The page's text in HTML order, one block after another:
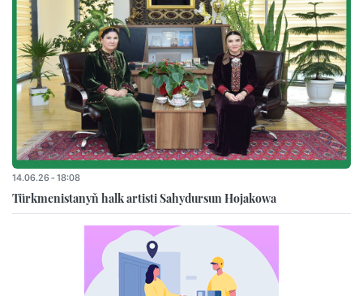
14.06.26 - 18:08
Türkmenistanyň halk artisti Sahydursun Hojakowa